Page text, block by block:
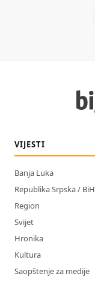
VIJESTI
Banja Luka
Republika Srpska / BiH
Region
Svijet
Hronika
Kultura
Saopštenje za medije